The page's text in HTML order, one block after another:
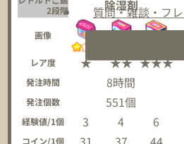
質問・雑談・フ
2段階
除湿剤
画像
レア度 ★ ★★ ★★★
発注時間 8時間
発注個数 551個
経験値/1個 3 4 6
コイン/1個